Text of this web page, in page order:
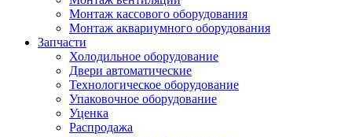
Монтаж кассового оборудования
Монтаж аквариумного оборудования
Запчасти
Холодильное оборудование
Двери автоматические
Технологическое оборудование
Упаковочное оборудование
Уценка
Распродажа